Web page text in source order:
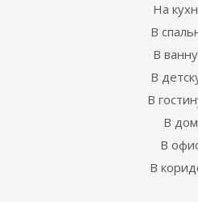
На
В
В
В
В
В дом
В
В